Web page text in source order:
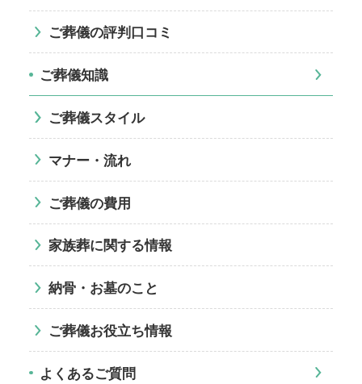
ご葬儀の評判口コミ
ご葬儀知識
ご葬儀スタイル
マナー・流れ
ご葬儀の費用
家族葬に関する情報
納骨・お墓のこと
ご葬儀お役立ち情報
よくあるご質問